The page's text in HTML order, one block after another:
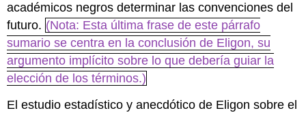
académicos negros determinar las convenciones del
futuro. (Nota: Esta última frase de este párrafo
sumario se centra en la conclusión de Eligon, su
argumento implícito sobre lo que debería guiar la
elección de los términos.)
El estudio estadístico y anecdótico de Eligon sobre el